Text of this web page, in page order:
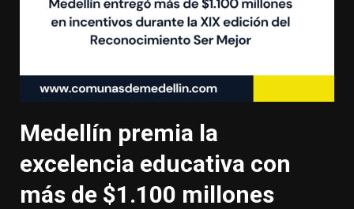
Medellín premia la
excelencia educativa con
más de $1.100 millones